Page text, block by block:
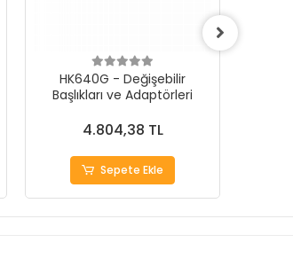
HK640G - Değişebilir
Başlıkları ve Adaptörleri
4.804,38 TL
Sepete Ekle